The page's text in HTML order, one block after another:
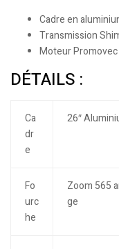
Cadre en
Transmission
Moteur
DÉTAILS :
Ca
dr
e
26″
Fo
urc
he
Zoom 565
ge